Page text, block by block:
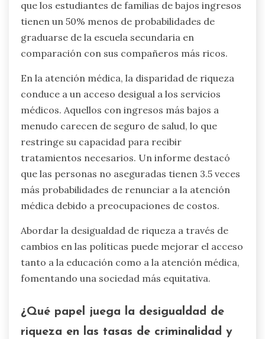
que los estudiantes de familias de bajos ingresos
tienen un 50% menos de probabilidades de
graduarse de la escuela secundaria en
comparación con sus compañeros más ricos.
En la atención médica, la disparidad de riqueza
conduce a un acceso desigual a los servicios
médicos. Aquellos con ingresos más bajos a
menudo carecen de seguro de salud, lo que
restringe su capacidad para recibir
tratamientos necesarios. Un informe destacó
que las personas no aseguradas tienen 3.5 veces
más probabilidades de renunciar a la atención
médica debido a preocupaciones de costos.
Abordar la desigualdad de riqueza a través de
cambios en las políticas puede mejorar el acceso
tanto a la educación como a la atención médica,
fomentando una sociedad más equitativa.
¿Qué papel juega la desigualdad de
riqueza en las tasas de criminalidad y